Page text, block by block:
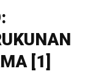
:
NAN
[1]